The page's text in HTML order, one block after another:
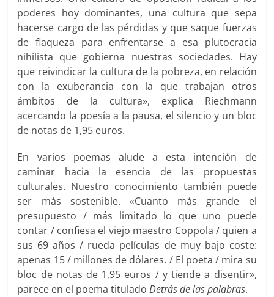
poderes hoy dominantes, una cultura que sepa
hacerse cargo de las pérdidas y que saque fuerzas
de flaqueza para enfrentarse a esa plutocracia
nihilista que gobierna nuestras sociedades. Hay
que reivindicar la cultura de la pobreza, en relación
con la exuberancia con la que trabajan otros
ámbitos de la cultura», explica Riechmann
acercando la poesía a la pausa, el silencio y un bloc
de notas de 1,95 euros.
En varios poemas alude a esta intención de
caminar hacia la esencia de las propuestas
culturales. Nuestro conocimiento también puede
ser más sostenible. «Cuanto más grande el
presupuesto / más limitado lo que uno puede
contar / confiesa el viejo maestro Coppola / quien a
sus 69 años / rueda películas de muy bajo coste:
apenas 15 / millones de dólares. / El poeta / mira su
bloc de notas de 1,95 euros / y tiende a disentir»,
parece en el poema tituladoDetrás de las palabras.